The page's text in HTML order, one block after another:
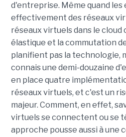
d'entreprise. Même quand
effectivement des réseaux
réseaux virtuels dans le cloud
élastique et la commutation
planifient pas la technologie,
connais une demi-douzaine
en place quatre
réseaux virtuels, et c'est un
majeur. Comment, en effet,
virtuels se connectent ou se
approche pousse aussi à une